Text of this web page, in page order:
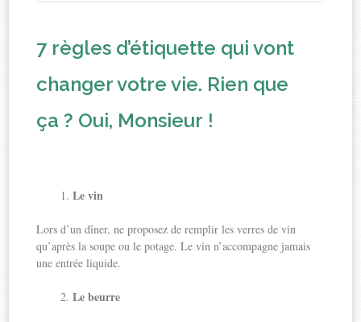
7 règles d’étiquette qui vont
changer votre vie. Rien que
ça ? Oui, Monsieur !
Le vin
Lors d’un dîner, ne proposez de remplir les verres de vin
qu’après la soupe ou le potage. Le vin n’accompagne jamais
une entrée liquide.
Le beurre